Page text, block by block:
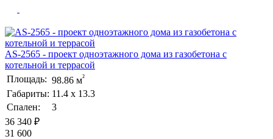
AS-2565 - проект одноэтажного дома из газобетона с
котельной и террасой
Площадь: 98.86 м²
Габариты: 11.4 х 13.3
Спален:
3
36 340 ₽
31 600